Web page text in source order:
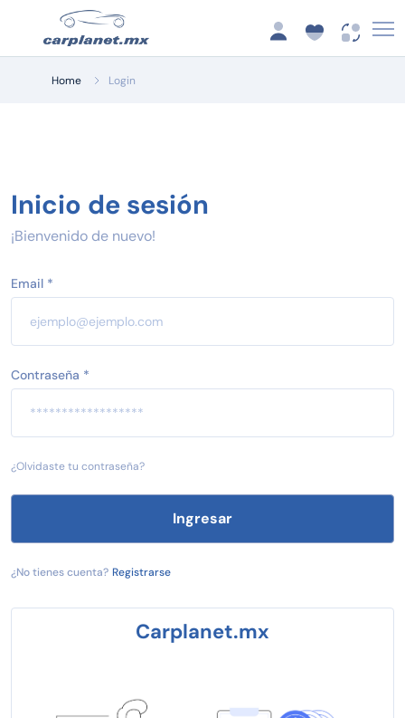
Home Login
Inicio de sesión
¡Bienvenido de nuevo!
Email *
Contraseña *
¿Olvidaste tu contraseña?
Ingresar
¿No tienes cuenta? Registrarse
Carplanet.mx